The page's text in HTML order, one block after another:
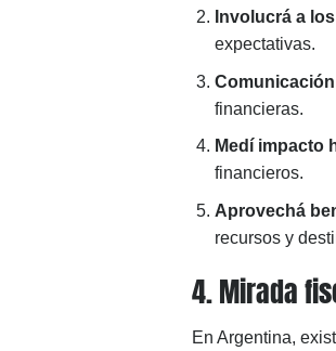
Involucrá a
expectativas.
financieras.
Medí impacto
financieros.
Aprovechá
recursos y
4. Mirada
En Argentina,